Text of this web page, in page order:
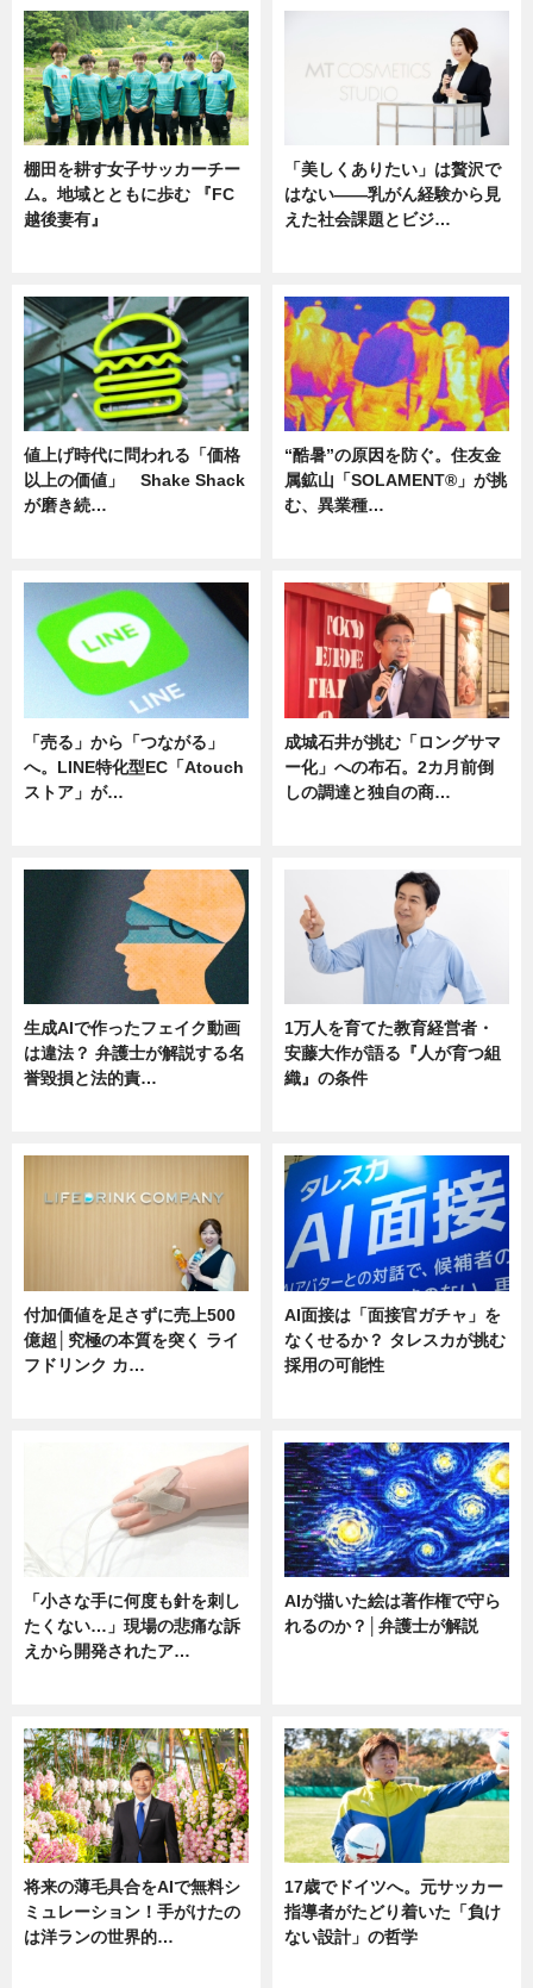
棚田を耕す女子サッカーチー
ム。地域とともに歩む 『FC
越後妻有』
「美しくありたい」は贅沢で
はない――乳がん経験から見
えた社会課題とビジ…
値上げ時代に問われる「価格
以上の価値」 Shake Shack
が磨き続…
“酷暑”の原因を防ぐ。住友金
属鉱山「SOLAMENT®」が挑
む、異業種…
「売る」から「つながる」
へ。LINE特化型EC「Atouch
ストア」が…
成城石井が挑む「ロングサマ
ー化」への布石。2カ月前倒
しの調達と独自の商…
生成AIで作ったフェイク動画
は違法？ 弁護士が解説する名
誉毀損と法的責…
1万人を育てた教育経営者・
安藤大作が語る『人が育つ組
織』の条件
付加価値を足さずに売上500
億超│究極の本質を突く ライ
フドリンク カ…
AI面接は「面接官ガチャ」を
なくせるか？ タレスカが挑む
採用の可能性
「小さな手に何度も針を刺し
たくない…」現場の悲痛な訴
えから開発されたア…
AIが描いた絵は著作権で守ら
れるのか？│弁護士が解説
将来の薄毛具合をAIで無料シ
ミュレーション！手がけたの
は洋ランの世界的…
17歳でドイツへ。元サッカー
指導者がたどり着いた「負け
ない設計」の哲学